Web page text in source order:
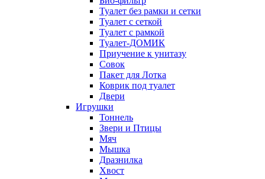
Туалет без рамки и сетки
Туалет с сеткой
Туалет с рамкой
Туалет-ДОМИК
Приучение к унитазу
Совок
Пакет для Лотка
Коврик под туалет
Двери
Игрушки
Тоннель
Звери и Птицы
Мяч
Мышка
Дразнилка
Хвост